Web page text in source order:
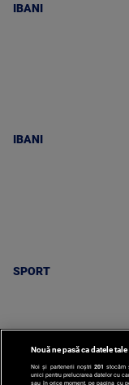
IBANI
IBANI
SPORT
Nouă ne pasă ca datele
Noi și partenerii noștri 201 stocăm
unici pentru prelucrarea datelor cu
sau în orice moment, pe pagina cu